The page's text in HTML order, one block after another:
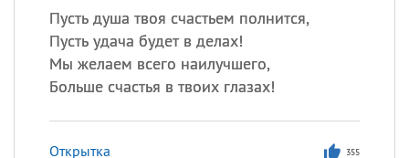
Пусть душа твоя счастьем полнится,
Пусть удача будет в делах!
Мы желаем всего наилучшего,
Больше счастья в твоих глазах!
Открытка 355